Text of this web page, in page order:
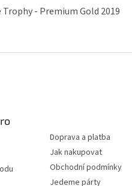
- Premium Gold 2019
Doprava a platba
Jak nakupovat
Obchodní podmínky
Jedeme párty